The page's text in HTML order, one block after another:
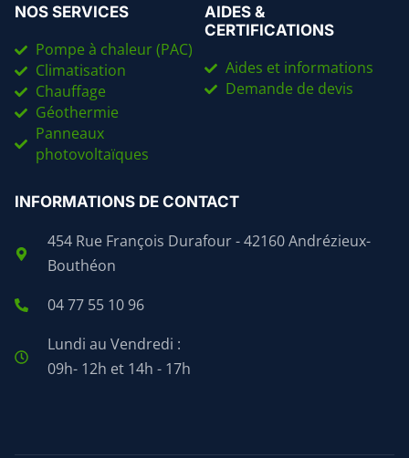
NOS SERVICES
Pompe à chaleur (PAC)
Climatisation
Chauffage
Géothermie
Panneaux
photovoltaïques
AIDES &
CERTIFICATIONS
Aides et informations
Demande de devis
INFORMATIONS DE CONTACT
454 Rue François Durafour - 42160 Andrézieux-
Bouthéon
04 77 55 10 96
Lundi au Vendredi :
09h- 12h et 14h - 17h